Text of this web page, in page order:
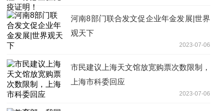
河南8部门联合发文促企业年金发展|世界
观天下
2023-07-06
市民建议上海天文馆放宽购票次数限制，
上海市科委回应
2023-07-06